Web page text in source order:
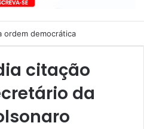
ordem democrática
citação
da